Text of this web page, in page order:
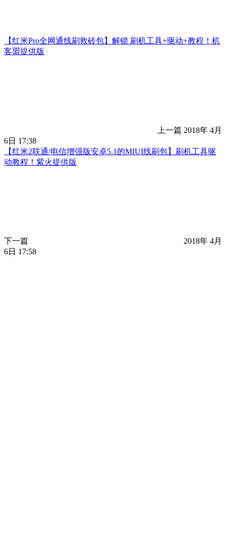
【红米Pro全网通线刷救砖包】解锁 刷机工具+驱动+教程！机
客盟提供版
上一篇 2018年 4月
6日 17:38
【红米2联通/电信增强版安卓5.1的MIUI线刷包】刷机工具驱
动教程！紫火提供版
下一篇
2018年 4月
6日 17:58